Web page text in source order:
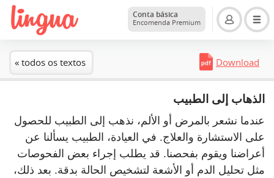
Conta básica
Encomenda Premium
« todos os textos Download
الذهاب إلى الطبيب
عندما نشعر بالمرض أو الألم، نذهب إلى الطبيب للحصول
على الاستشارة والعلاج. في العيادة، الطبيب يسألنا عن
أعراضنا ويقوم بفحصنا. قد يطلب إجراء بعض الفحوصات
مثل تحليل الدم أو الأشعة لتشخيص الحالة بدقة. بعد ذلك،